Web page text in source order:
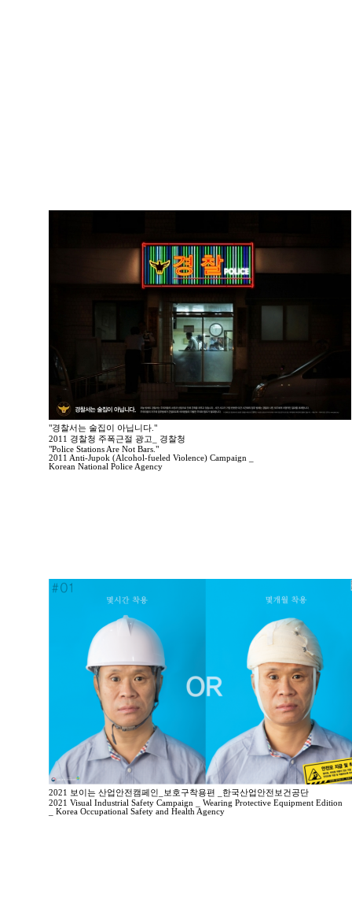
"경찰서는 술집이 아닙니다."
2011 경찰청 주폭근절 광고_ 경찰청
"Police Stations Are Not Bars."
2011 Anti-Jupok (Alcohol-fueled Violence) Campaign _
Korean National Police Agency
2021 보이는 산업안전캠페인_보호구착용편 _한국산업안전보건공단
2021 Visual Industrial Safety Campaign _ Wearing Protective Equipment Edition
_ Korea Occupational Safety and Health Agency